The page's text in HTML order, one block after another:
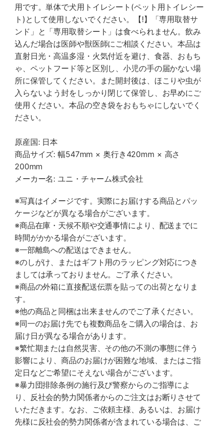
用です。単体で犬用トイレシート(ペット用トイレシー
ト)として使用しないでください。【!】「専用取替サ
ンド」と「専用取替シート」は食べられません。飲み
込んだ場合は医師や獣医師にご相談ください。本品は
直射日光・高温多湿・火気付近を避け、食器、おもち
ゃ、ペットフード等と区別し、小児の手の届かない場
所に保管してください。また開封後は、ほこりや虫が
入らないよう封をしっかり閉じて保管し、お早めにご
使用ください。本品の空き袋をおもちゃにしないでく
ださい。
原産国: 日本
商品サイズ: 幅547mm × 奥行き420mm × 高さ
200mm
メーカー名: ユニ・チャーム株式会社
※写真はイメージです。実際にお届けする商品とパッ
ケージなどが異なる場合がございます。
※商品在庫・天候不順や交通事情により、配送までに
時間がかかる場合がございます。
※一部離島への配送はできません。
※のしがけ、またはギフト用のラッピング対応につき
ましては承っておりません。ご了承ください。
※商品の外箱に直接配送伝票を貼っての出荷となりま
す。
※他の商品と同梱は出来ませんのでご了承ください。
※同一のお届け先でも複数商品をご購入の場合は、お
届け日が異なる場合があります。
※繁忙期または自然災害、その他の不測の事態に伴う
影響により、商品のお届けが困難な地域、またはご指
定日などご希望にそえない場合がございます。
※暴力団排除条例の施行及び警察からのご指導によ
り、反社会的勢力関係者からのご注文はお断りさせて
いただきます。なお、ご依頼主様、あるいは、お届け
先様に反社会的勢力関係者が含まれている場合は、ご